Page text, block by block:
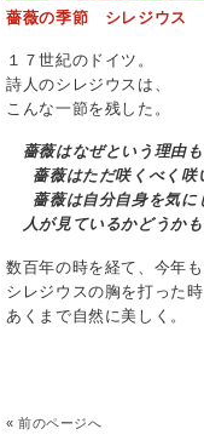
薔薇の季節 シレジウス
１７世紀のドイツ。
詩人のシレジウスは、
こんな一節を残した。
薔薇はなぜという理由
薔薇はただ咲くべく咲
薔薇は自分自身を気に
人が見ているかどうか
数百年の時を経て、今年
シレジウスの胸を打った
あくまで自然に美しく。
«前のページへ